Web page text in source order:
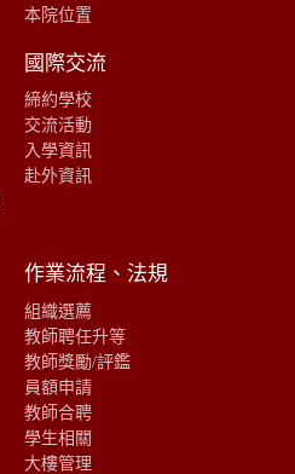
本院位置
國際交流
締約學校
交流活動
入學資訊
赴外資訊
作業流程、法規
組織選薦
教師聘任升等
教師獎勵/評鑑
員額申請
教師合聘
學生相關
大樓管理